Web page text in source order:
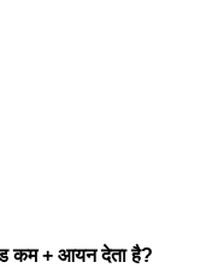
कम + आयन देता है?